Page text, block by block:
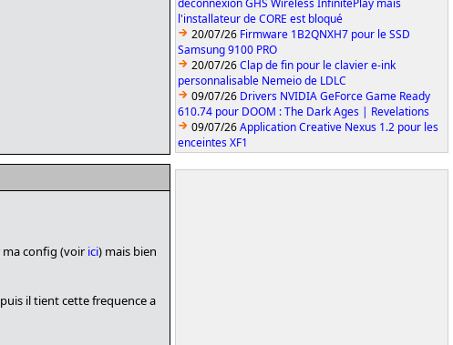
déconnexion GHS Wireless InfinitePlay mais
l'installateur de CORE est bloqué
20/07/26 Firmware 1B2QNXH7 pour le SSD
Samsung 9100 PRO
20/07/26Clap de fin pour le clavier e-ink
personnalisable Nemeio de LDLC
09/07/26 Drivers NVIDIA GeForce Game Ready
610.74 pour DOOM : The Dark Ages | Revelations
09/07/26Application Creative Nexus 1.2 pour les
enceintes XF1
ma config (voir ici) mais bien
il tient cette frequence a